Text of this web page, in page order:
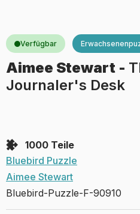
Verfügbar
Aimee Stewart -
Journaler's Desk
1000 Teile
Bluebird Puzzle
Aimee Stewart
Bluebird-Puzzle-F-90910